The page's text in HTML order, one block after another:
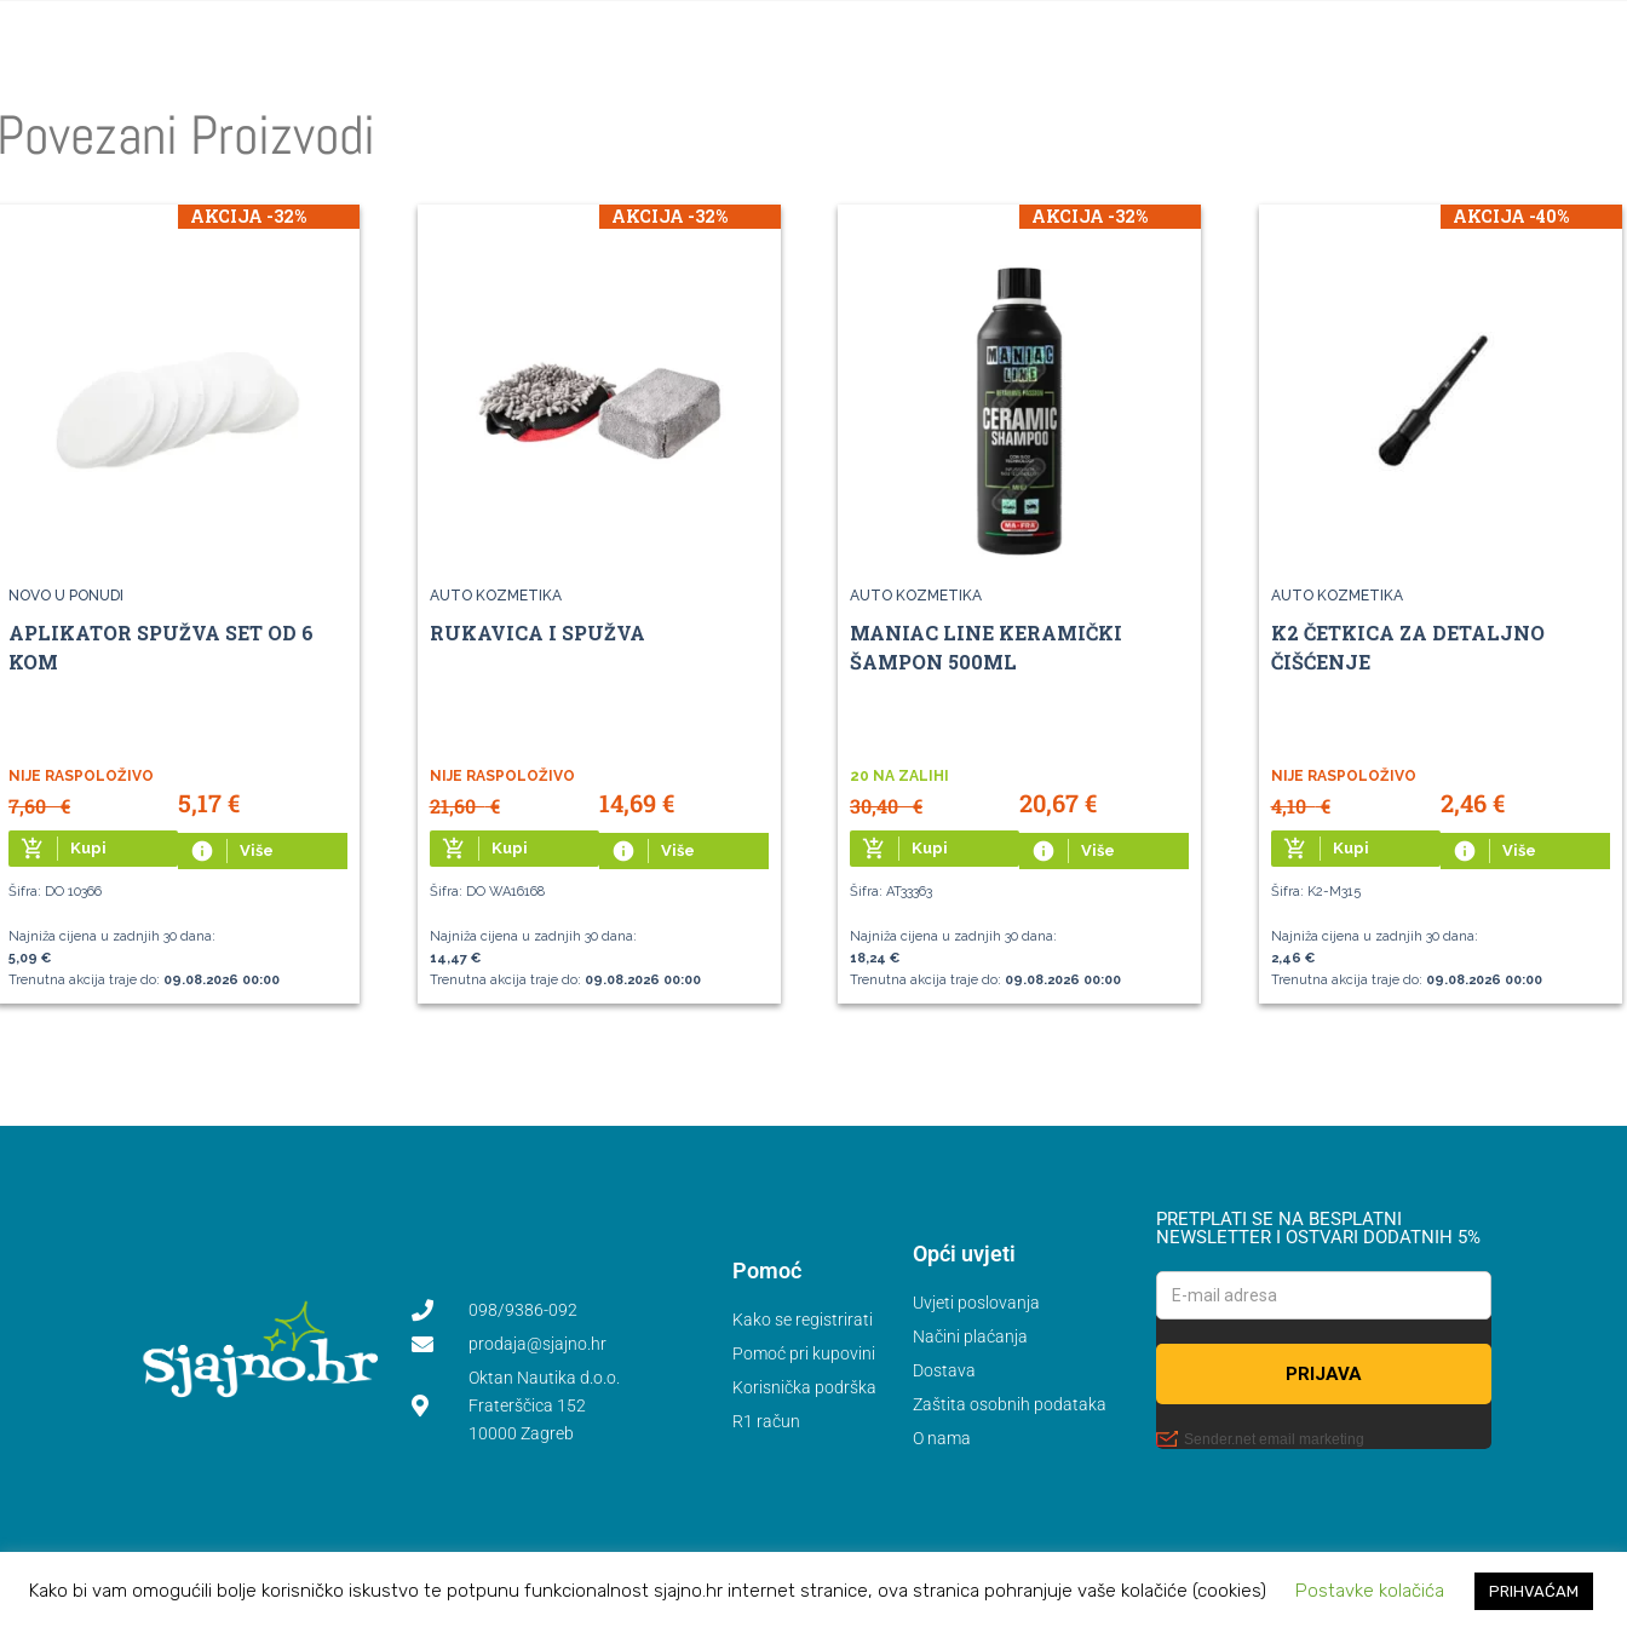
Proizvodi
AKCIJA -32%
NOVO U PONUDI
APLIKATOR SPUŽVA SET OD 6
KOM
NIJE RASPOLOŽIVO
7,60€ 5,17€
add_shopping_cart Kupi info Više
Šifra: DO 10366
Najniža cijena u zadnjih 30 dana:
5,09 €
Trenutna akcija traje do: 09.08.2026 00:00
AKCIJA -32%
AUTO KOZMETIKA
RUKAVICA I SPUŽVA
NIJE RASPOLOŽIVO
21,60€ 14,69€
add_shopping_cart Kupi info Više
Šifra: DO WA16168
Najniža cijena u zadnjih 30 dana:
14,47 €
Trenutna akcija traje do: 09.08.2026 00:00
AKCIJA -32%
AUTO KOZMETIKA
MANIAC LINE KERAMIČKI
ŠAMPON 500ML
20 NA ZALIHI
30,40€ 20,67€
add_shopping_cart Kupi info Više
Šifra: AT33363
Najniža cijena u zadnjih 30 dana:
18,24 €
Trenutna akcija traje do: 09.08.2026 00:00
AKCIJA -40%
AUTO KOZMETIKA
K2 ČETKICA ZA DETALJNO
ČIŠĆENJE
NIJE RASPOLOŽIVO
4,10€ 2,46€
add_shopping_cart Kupi info Više
Šifra: K2-M315
Najniža cijena u zadnjih 30 dana:
2,46 €
Trenutna akcija traje do: 09.08.2026 00:00
098/9386-092
prodaja@sjajno.hr
Oktan Nautika d.o.o.
Fraterščica 152
10000 Zagreb
Pomoć
Kako se registrirati
Pomoć pri kupovini
Korisnička podrška
R1 račun
Opći uvjeti
Uvjeti poslovanja
Načini plaćanja
Dostava
Zaštita osobnih podataka
O nama
PRETPLATI SE NA BESPLATNI
NEWSLETTER I OSTVARI DODATNIH 5%
© Sva prava zadržana OKTAN NAUTIKA d.o.o.
Kako bi vam omogućili bolje korisničko iskustvo te potpunu funkcionalnost sjajno.hr internet stranice, ova stranica pohranjuje vaše kolačiće (cookies) Postavke kolačića PRIHVAĆAM